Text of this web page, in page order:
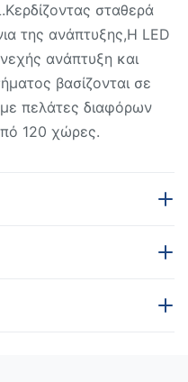
σταθερά
της ανάπτυξης,Η LED
ανάπτυξη και
βασίζονται σε
πελάτες διαφόρων
120 χώρες.
προηγμένων οθονών
Technology Limited είναι
ένας